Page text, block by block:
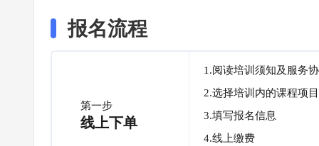
报名流程
第一步
线上下单
1.阅读培训须知及服务
2.选择培训内的课程项目
3.填写报名信息
4.线上缴费